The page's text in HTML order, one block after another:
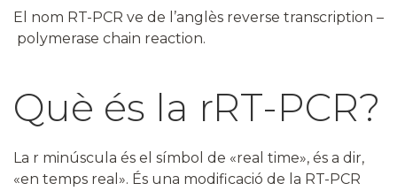
El nom RT-PCR ve de l’anglès reverse transcription –
polymerase chain reaction.
Què és la rRT-PCR?
La r minúscula és el símbol de «real time», és a dir,
«en temps real». És una modificació de la RT-PCR